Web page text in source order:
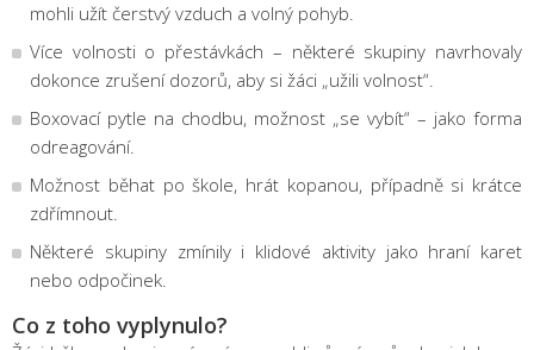
mohli užít čerstvý vzduch a volný pohyb.
Více volnosti o přestávkách – některé skupiny navrhovaly
dokonce zrušení dozorů, aby si žáci „užili volnost“.
Boxovací pytle na chodbu, možnost „se vybít“ – jako forma
odreagování.
Možnost běhat po škole, hrát kopanou, případně si krátce
zdřímnout.
Některé skupiny zmínily i klidové aktivity jako hraní karet
nebo odpočinek.
Co z toho vyplynulo?